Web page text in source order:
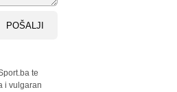
POŠALJI
te
i vulgaran